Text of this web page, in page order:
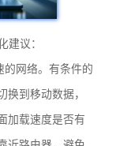
建议：
的网络。有条件的
到移动数据，
加载速度是否有